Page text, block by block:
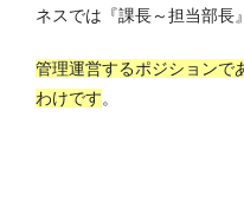
ネスでは『課長～担当部長
管理運営するポジションで
わけです。